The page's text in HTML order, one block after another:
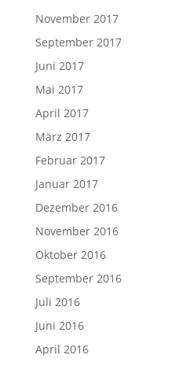
November 2017
September 2017
Juni 2017
Mai 2017
April 2017
März 2017
Februar 2017
Januar 2017
Dezember 2016
November 2016
Oktober 2016
September 2016
Juli 2016
Juni 2016
April 2016